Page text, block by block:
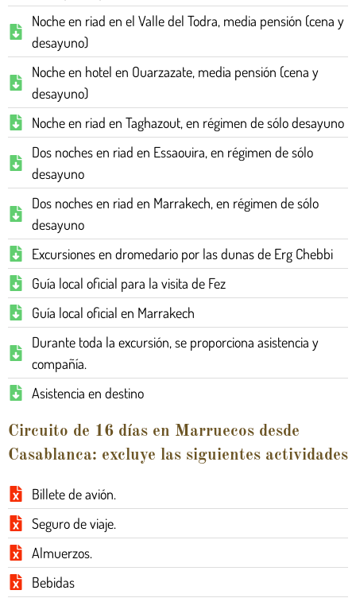
Noche en riad en el Valle del Todra, media pensión (cena y
desayuno)
Noche en hotel en Ouarzazate, media pensión (cena y
desayuno)
Noche en riad en Taghazout, en régimen de sólo desayuno
Dos noches en riad en Essaouira, en régimen de sólo
desayuno
Dos noches en riad en Marrakech, en régimen de sólo
desayuno
Excursiones en dromedario por las dunas de Erg Chebbi
Guía local oficial para la visita de Fez
Guía local oficial en Marrakech
Durante toda la excursión, se proporciona asistencia y
compañía.
Asistencia en destino
Circuito de 16 días en Marruecos desde
Casablanca: excluye las siguientes actividades
Billete de avión.
Seguro de viaje.
Almuerzos.
Bebidas